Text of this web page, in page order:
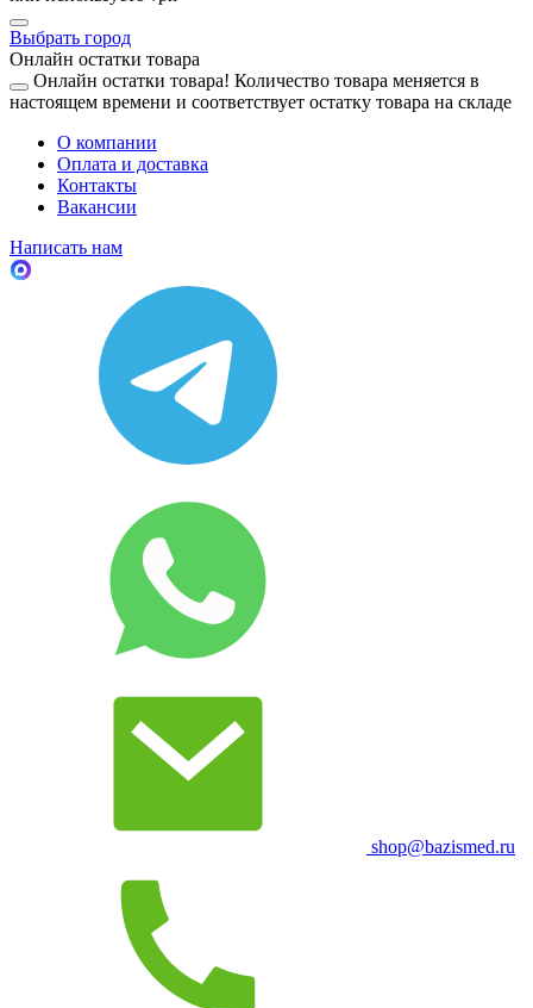
Выбрать город
Онлайн остатки товара
Онлайн остатки товара! Количество товара меняется в
настоящем времени и соответствует остатку товара на складе
О компании
Оплата и доставка
Контакты
Вакансии
Написать нам
shop@bazismed.ru